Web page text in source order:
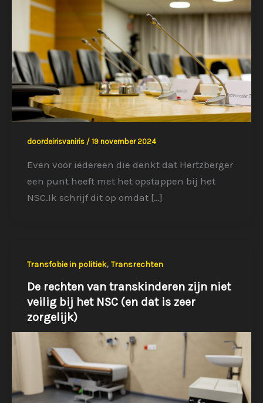
doordeirisvaniris / 19 november 2024
Even voor iedereen die denkt dat Hertzberger
een punt heeft met het opstappen bij het
NSC.Ik schrijf dit op omdat […]
Transfobie in politiek, Transrechten
De rechten van transkinderen zijn niet
veilig bij het NSC (en dat is zeer
zorgelijk)